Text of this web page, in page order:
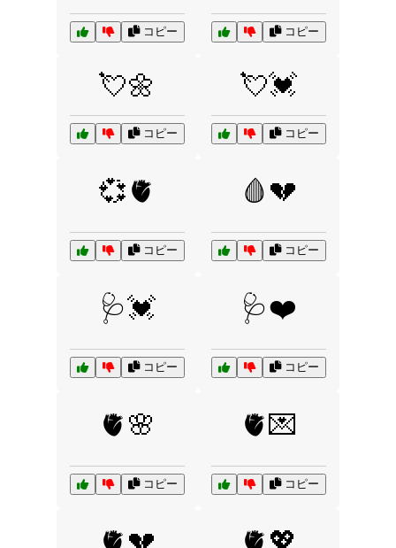
コピー コピー
💘🌼
コピー
💘💓
コピー
💞🫀
コピー
🩸💔
コピー
🩺💓
コピー
🩺❤️
コピー
🫀🌸
コピー
🫀💌
コピー